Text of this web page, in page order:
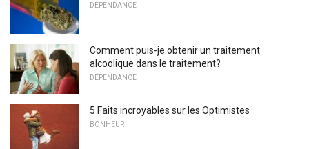
DÉPENDANCE
Comment puis-je obtenir un traitement
alcoolique dans le traitement?
DÉPENDANCE
5 Faits incroyables sur les Optimistes
BONHEUR